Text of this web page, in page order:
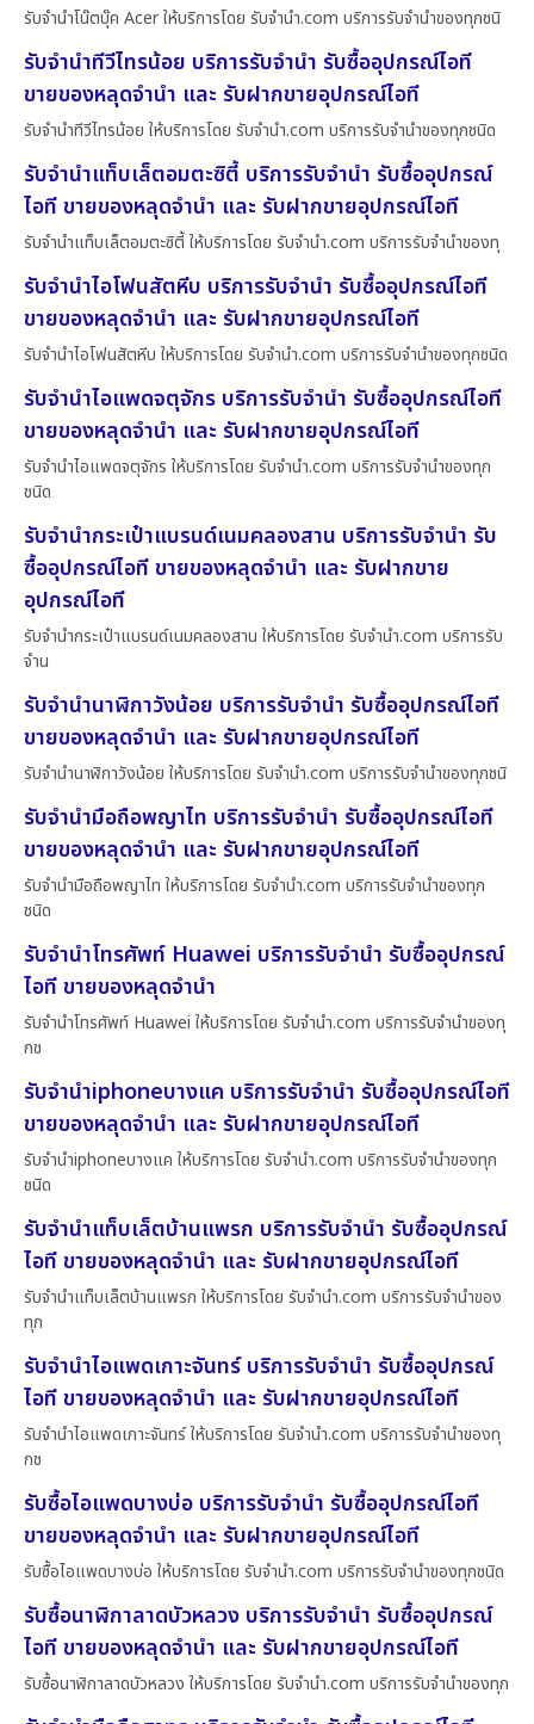
รับจำนำโน๊ตบุ๊ค Acer ให้บริการโดย รับจํานํา.com บริการรับจำนำของทุกชนิ
รับจำนำทีวีไทรน้อย บริการรับจำนำ รับซื้ออุปกรณ์ไอที
ขายของหลุดจำนำ และ รับฝากขายอุปกรณ์ไอที
รับจำนำทีวีไทรน้อย ให้บริการโดย รับจํานํา.com บริการรับจำนำของทุกชนิด
รับจำนำแท็บเล็ตอมตะซิตี้ บริการรับจำนำ รับซื้ออุปกรณ์
ไอที ขายของหลุดจำนำ และ รับฝากขายอุปกรณ์ไอที
รับจำนำแท็บเล็ตอมตะซิตี้ ให้บริการโดย รับจํานํา.com บริการรับจำนำของทุ
รับจำนำไอโฟนสัตหีบ บริการรับจำนำ รับซื้ออุปกรณ์ไอที
ขายของหลุดจำนำ และ รับฝากขายอุปกรณ์ไอที
รับจำนำไอโฟนสัตหีบ ให้บริการโดย รับจํานํา.com บริการรับจำนำของทุกชนิด
รับจำนำไอแพดจตุจักร บริการรับจำนำ รับซื้ออุปกรณ์ไอที
ขายของหลุดจำนำ และ รับฝากขายอุปกรณ์ไอที
รับจำนำไอแพดจตุจักร ให้บริการโดย รับจํานํา.com บริการรับจำนำของทุก
ชนิด
รับจำนำกระเป๋าแบรนด์เนมคลองสาน บริการรับจำนำ รับ
ซื้ออุปกรณ์ไอที ขายของหลุดจำนำ และ รับฝากขาย
อุปกรณ์ไอที
รับจำนำกระเป๋าแบรนด์เนมคลองสาน ให้บริการโดย รับจํานํา.com บริการรับ
จำน
รับจำนำนาฬิกาวังน้อย บริการรับจำนำ รับซื้ออุปกรณ์ไอที
ขายของหลุดจำนำ และ รับฝากขายอุปกรณ์ไอที
รับจำนำนาฬิกาวังน้อย ให้บริการโดย รับจํานํา.com บริการรับจำนำของทุกชนิ
รับจำนำมือถือพญาไท บริการรับจำนำ รับซื้ออุปกรณ์ไอที
ขายของหลุดจำนำ และ รับฝากขายอุปกรณ์ไอที
รับจำนำมือถือพญาไท ให้บริการโดย รับจํานํา.com บริการรับจำนำของทุก
ชนิด
รับจำนำโทรศัพท์ Huawei บริการรับจำนำ รับซื้ออุปกรณ์
ไอที ขายของหลุดจำนำ
รับจำนำโทรศัพท์ Huawei ให้บริการโดย รับจํานํา.com บริการรับจำนำของทุ
กช
รับจำนำiphoneบางแค บริการรับจำนำ รับซื้ออุปกรณ์ไอที
ขายของหลุดจำนำ และ รับฝากขายอุปกรณ์ไอที
รับจำนำiphoneบางแค ให้บริการโดย รับจํานํา.com บริการรับจำนำของทุก
ชนิด
รับจำนำแท็บเล็ตบ้านแพรก บริการรับจำนำ รับซื้ออุปกรณ์
ไอที ขายของหลุดจำนำ และ รับฝากขายอุปกรณ์ไอที
รับจำนำแท็บเล็ตบ้านแพรก ให้บริการโดย รับจํานํา.com บริการรับจำนำของ
ทุก
รับจำนำไอแพดเกาะจันทร์ บริการรับจำนำ รับซื้ออุปกรณ์
ไอที ขายของหลุดจำนำ และ รับฝากขายอุปกรณ์ไอที
รับจำนำไอแพดเกาะจันทร์ ให้บริการโดย รับจํานํา.com บริการรับจำนำของทุ
กช
รับซื้อไอแพดบางบ่อ บริการรับจำนำ รับซื้ออุปกรณ์ไอที
ขายของหลุดจำนำ และ รับฝากขายอุปกรณ์ไอที
รับซื้อไอแพดบางบ่อ ให้บริการโดย รับจํานํา.com บริการรับจำนำของทุกชนิด
รับซื้อนาฬิกาลาดบัวหลวง บริการรับจำนำ รับซื้ออุปกรณ์
ไอที ขายของหลุดจำนำ และ รับฝากขายอุปกรณ์ไอที
รับซื้อนาฬิกาลาดบัวหลวง ให้บริการโดย รับจํานํา.com บริการรับจำนำของทุก